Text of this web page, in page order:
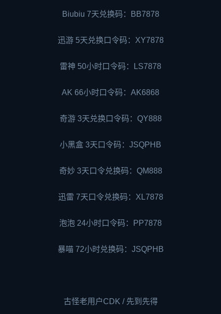
Biubiu 7天兑换码：BB7878
迅游 5天兑换口令码：XY7878
雷神 50小时口令码：LS7878
AK 66小时口令码：AK6868
奇游 3天兑换口令码：QY888
小黑盒 3天口令码：JSQPHB
奇妙 3天口令兑换码：QM888
迅雷 7天口令兑换码：XL7878
泡泡 24小时口令码：PP7878
暴喵 72小时兑换码：JSQPHB
古怪老用户CDK / 先到先得